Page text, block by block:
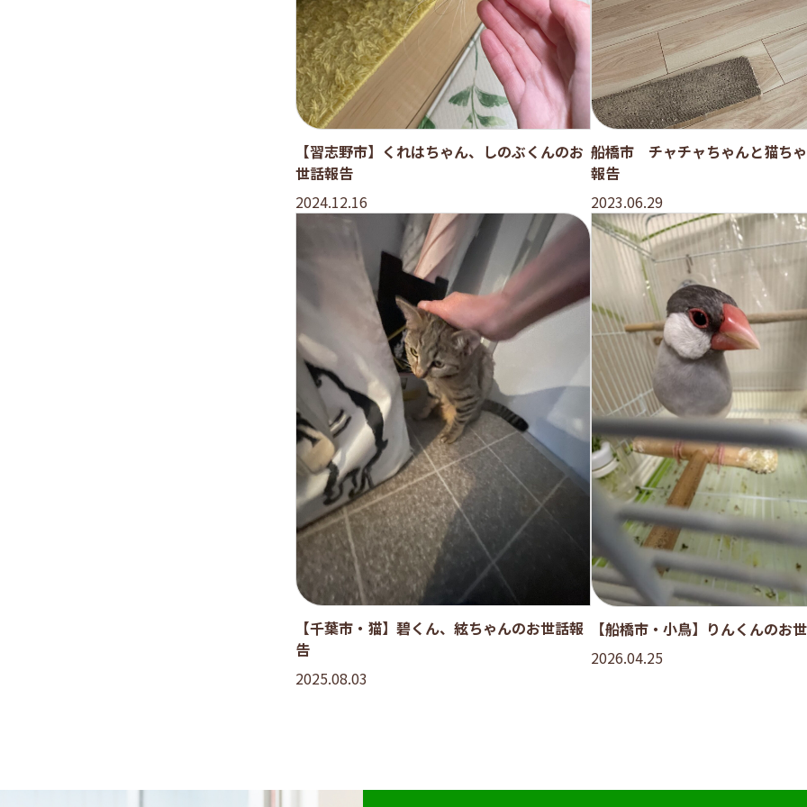
【習志野市】くれはちゃん、しのぶくんのお
世話報告
2024.12.16
船橋市 チャチャちゃんと猫ち
報告
2023.06.29
【千葉市・猫】碧くん、絃ちゃんのお世話報
告
2025.08.03
【船橋市・小鳥】りんくんのお
2026.04.25